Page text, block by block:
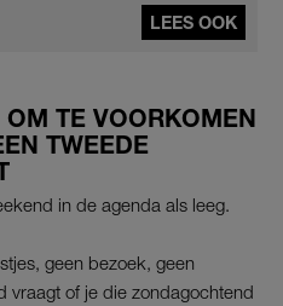
LEES OOK
TE VOORKOMEN
TWEEDE
in de agenda als leeg.
geen bezoek, geen
vraagt of je die zondagochtend